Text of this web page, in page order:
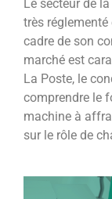
Le secteur de
très
cadre de son
marché est
La Poste, le
comprendre le
machine à
sur le rôle de